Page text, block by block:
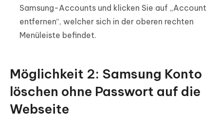
Samsung-Accounts und klicken Sie auf „Account
entfernen“, welcher sich in der oberen rechten
Menüleiste befindet.
Möglichkeit 2: Samsung Konto
löschen ohne Passwort auf die
Webseite